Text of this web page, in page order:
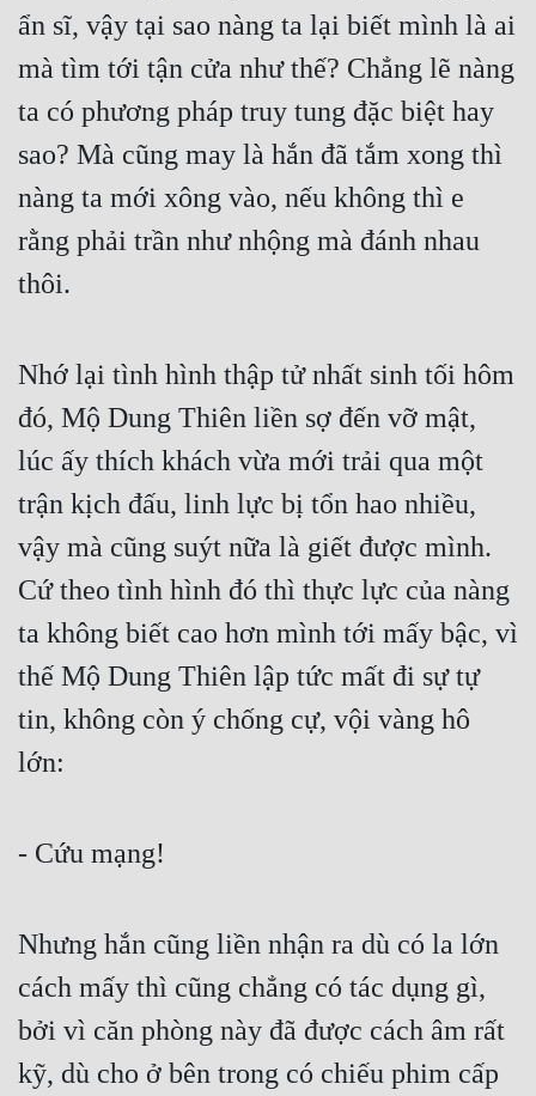
ẩn sĩ, vậy tại sao nàng ta lại biết mình là ai
mà tìm tới tận cửa như thế? Chẳng lẽ nàng
ta có phương pháp truy tung đặc biệt hay
sao? Mà cũng may là hắn đã tắm xong thì
nàng ta mới xông vào, nếu không thì e
rằng phải trần như nhộng mà đánh nhau
thôi.
Nhớ lại tình hình thập tử nhất sinh tối hôm
đó, Mộ Dung Thiên liền sợ đến vỡ mật,
lúc ấy thích khách vừa mới trải qua một
trận kịch đấu, linh lực bị tổn hao nhiều,
vậy mà cũng suýt nữa là giết được mình.
Cứ theo tình hình đó thì thực lực của nàng
ta không biết cao hơn mình tới mấy bậc, vì
thế Mộ Dung Thiên lập tức mất đi sự tự
tin, không còn ý chống cự, vội vàng hô
lớn:
- Cứu mạng!
Nhưng hắn cũng liền nhận ra dù có la lớn
cách mấy thì cũng chẳng có tác dụng gì,
bởi vì căn phòng này đã được cách âm rất
kỹ, dù cho ở bên trong có chiếu phim cấp